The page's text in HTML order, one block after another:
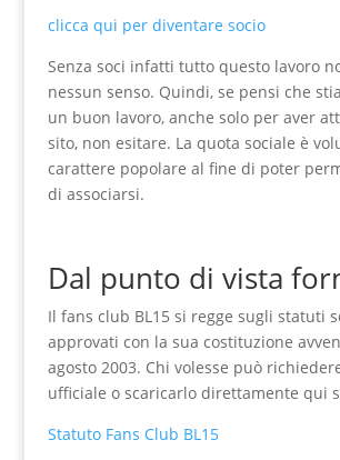
clicca qui per diventare socio
Senza soci infatti tutto questo lavoro
nessun senso. Quindi, se pensi che
un buon lavoro, anche solo per aver
sito, non esitare. La quota sociale è
carattere popolare al fine di poter
di associarsi.
Dal punto di vista
Il fans club BL15 si regge sugli statuti
approvati con la sua costituzione
agosto 2003. Chi volesse può
ufficiale o scaricarlo direttamente qui
Statuto Fans Club BL15